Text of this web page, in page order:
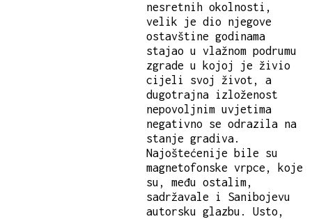
nesretnih okolnosti,
velik je dio njegove
ostavštine godinama
stajao u vlažnom podrumu
zgrade u kojoj je živio
cijeli svoj život, a
dugotrajna izloženost
nepovoljnim uvjetima
negativno se odrazila na
stanje gradiva.
Najoštećenije bile su
magnetofonske vrpce, koje
su, među ostalim,
sadržavale i Sanibojevu
autorsku glazbu. Usto,